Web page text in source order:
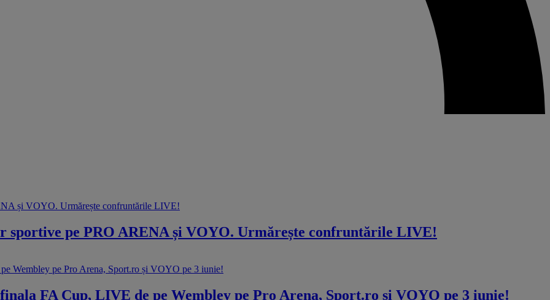
sportive pe PRO ARENA și VOYO. Urmărește confruntările LIVE!
FA Cup, LIVE de pe Wembley pe Pro Arena, Sport.ro și VOYO pe 3 iunie!